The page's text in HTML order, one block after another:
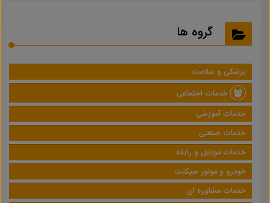
گروه ها
پزشکی و سلامت
خدمات اجتماعی
خدمات آموزشی
خدمات صنعتی
خدمات موبایل و رایانه
خودرو و موتور سیکلت
خدمات مشاوره ای